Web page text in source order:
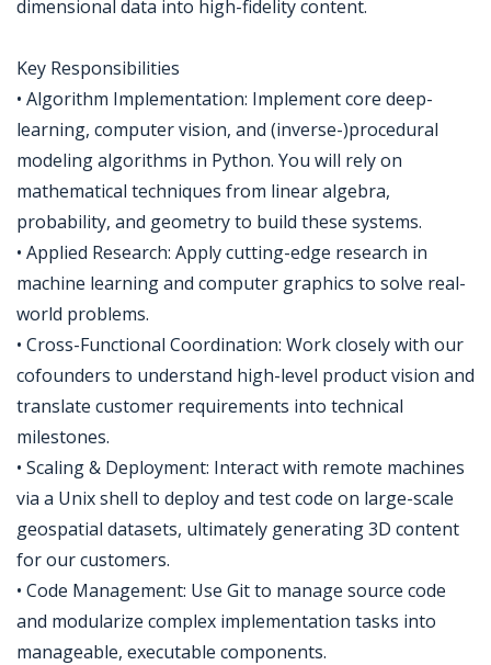
dimensional data into high-fidelity content.
Key Responsibilities
• Algorithm Implementation: Implement core deep-
learning, computer vision, and (inverse-)procedural
modeling algorithms in Python. You will rely on
mathematical techniques from linear algebra,
probability, and geometry to build these systems.
• Applied Research: Apply cutting-edge research in
machine learning and computer graphics to solve real-
world problems.
• Cross-Functional Coordination: Work closely with our
cofounders to understand high-level product vision and
translate customer requirements into technical
milestones.
• Scaling & Deployment: Interact with remote machines
via a Unix shell to deploy and test code on large-scale
geospatial datasets, ultimately generating 3D content
for our customers.
• Code Management: Use Git to manage source code
and modularize complex implementation tasks into
manageable, executable components.